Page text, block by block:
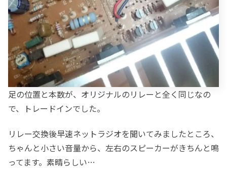
足の位置と本数が、オリジナルのリレーと全く同じなの
で、トレードインでした。
リレー交換後早速ネットラジオを聞いてみましたところ、
ちゃんと小さい音量から、左右のスピーカーがきちんと鳴
ってます。素晴らしい…